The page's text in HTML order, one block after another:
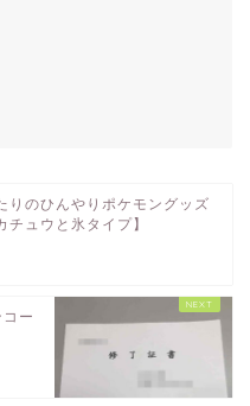
りのひんやりポケモングッズ
チュウと氷タイプ】
ー